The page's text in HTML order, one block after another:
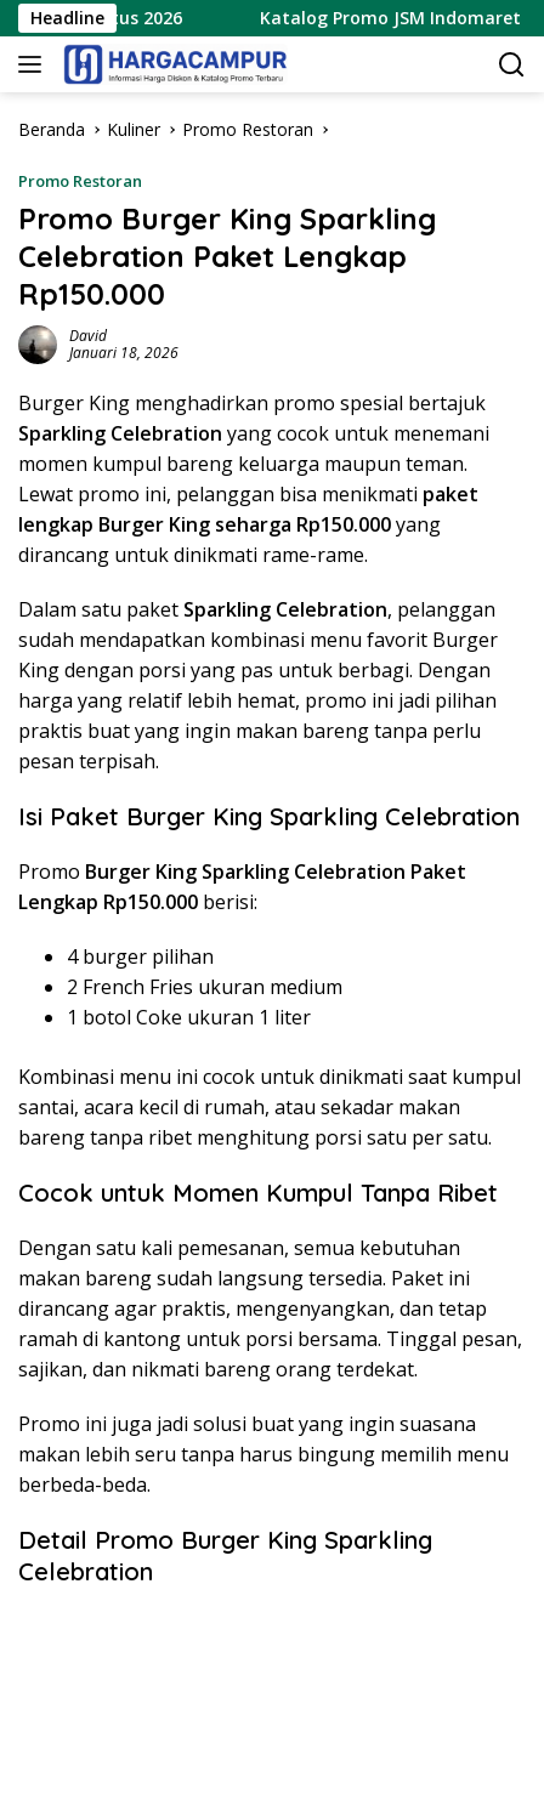
Langsung
ke
konten
Headline
9 Agustus 2026 Katalog Promo JSM Indomaret
Beranda Kuliner Promo Restoran
Promo Restoran
Promo Burger King Sparkling
Celebration Paket Lengkap
Rp150.000
David
Januari 18, 2026
Burger King menghadirkan promo spesial bertajuk
Sparkling Celebration yang cocok untuk menemani
momen kumpul bareng keluarga maupun teman.
Lewat promo ini, pelanggan bisa menikmati paket
lengkap Burger King seharga Rp150.000yang
dirancang untuk dinikmati rame-rame.
Dalam satu paket Sparkling Celebration, pelanggan
sudah mendapatkan kombinasi menu favorit Burger
King dengan porsi yang pas untuk berbagi. Dengan
harga yang relatif lebih hemat, promo ini jadi pilihan
praktis buat yang ingin makan bareng tanpa perlu
pesan terpisah.
Isi Paket Burger King Sparkling Celebration
Promo Burger King Sparkling Celebration Paket
Lengkap Rp150.000 berisi:
4 burger pilihan
2 French Fries ukuran medium
1 botol Coke ukuran 1 liter
Kombinasi menu ini cocok untuk dinikmati saat kumpul
santai, acara kecil di rumah, atau sekadar makan
bareng tanpa ribet menghitung porsi satu per satu.
Cocok untuk Momen Kumpul Tanpa Ribet
Dengan satu kali pemesanan, semua kebutuhan
makan bareng sudah langsung tersedia. Paket ini
dirancang agar praktis, mengenyangkan, dan tetap
ramah di kantong untuk porsi bersama. Tinggal pesan,
sajikan, dan nikmati bareng orang terdekat.
Promo ini juga jadi solusi buat yang ingin suasana
makan lebih seru tanpa harus bingung memilih menu
berbeda-beda.
Detail Promo Burger King Sparkling
Celebration